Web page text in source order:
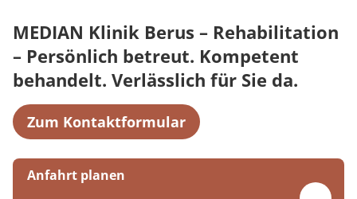
MEDIAN Klinik Berus – Rehabilitation
– Persönlich betreut. Kompetent
behandelt. Verlässlich für Sie da.
Zum Kontaktformular
Anfahrt planen